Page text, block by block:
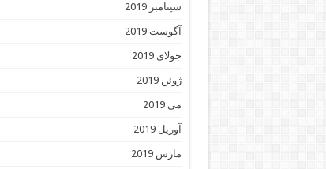
سپتامبر 2019
آگوست 2019
جولای 2019
ژوئن 2019
می 2019
آوریل 2019
مارس 2019